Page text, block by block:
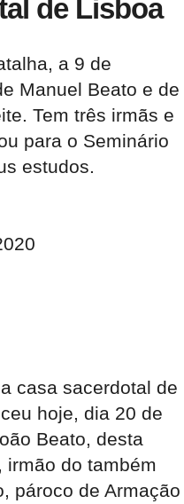
de Lisboa
a 9 de
Manuel Beato e de
Tem três irmãs e
para o Seminário
estudos.
casa sacerdotal de
hoje, dia 20 de
Beato, desta
irmão do também
pároco de Armação